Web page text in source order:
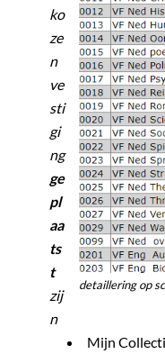
detaillering op
ko
ze
n
ve
sti
gi
ng
ge
pl
aa
ts
t
zij
n
Mijn